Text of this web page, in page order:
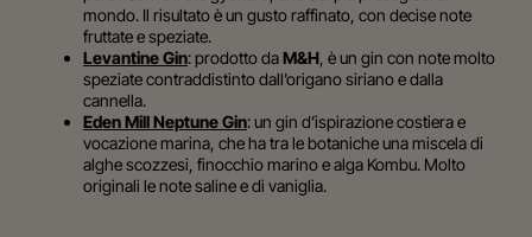
mondo. Il risultatoè un gusto raffinato, con decise note
fruttate e speziate.
Levantine Gin: prodotto daM&H , è un gin con note molto
speziate contraddistinto dall’origano siriano e dalla
cannella.
Eden Mill Neptune Gin: un gin d’ispirazione costiera e
vocazione marina, che ha tra le botaniche una miscela di
alghe scozzesi, finocchio marino e alga Kombu. Molto
originali lenote saline e di vaniglia.